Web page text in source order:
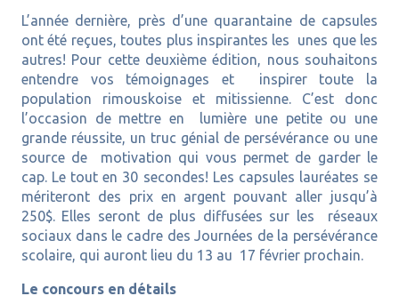
L’année dernière, près d’une quarantaine de capsules
ont été reçues, toutes plus inspirantes les unes que les
autres! Pour cette deuxième édition, nous souhaitons
entendre vos témoignages et inspirer toute la
population rimouskoise et mitissienne. C’est donc
l’occasion de mettre en lumière une petite ou une
grande réussite, un truc génial de persévérance ou une
source de motivation qui vous permet de garder le
cap. Le tout en 30 secondes! Les capsules lauréates se
mériteront des prix en argent pouvant aller jusqu’à
250$. Elles seront de plus diffusées sur les réseaux
sociaux dans le cadre des Journées de la persévérance
scolaire, qui auront lieu du 13 au 17 février prochain.
Le concours en détails